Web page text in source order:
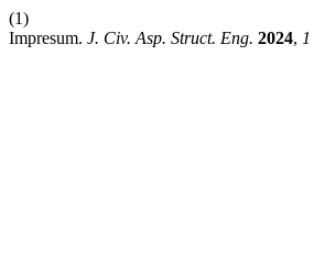
(1)
Impresum. J. Civ. Asp. Struct. Eng. 2024, 1